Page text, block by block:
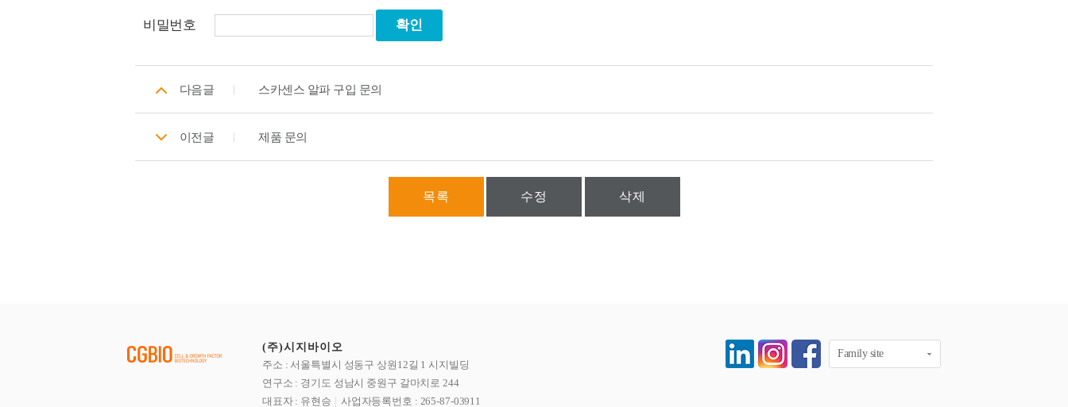
비밀번호
다음글 스카센스 알파 구입 문의
이전글 제품 문의
목록 수정 삭제
(주)시지바이오
주소 : 서울특별시 성동구 상원12길 1 시지빌딩
연구소 : 경기도 성남시 중원구 갈마치로 244
대표자 : 유현승
사업자등록번호 : 265-87-03911
Family site